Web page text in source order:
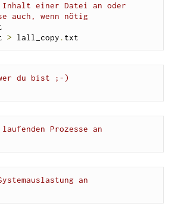
einer Datei an oder
auch, wenn nötig
> lall_copy. txt
du bist ;-)
Prozesse an
an